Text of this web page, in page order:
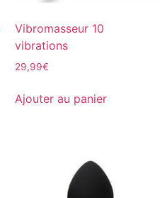
Vibromasseur 10
vibrations
29,99€
Ajouter au panier